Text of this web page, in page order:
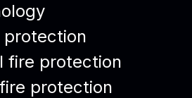
fire protection
protection